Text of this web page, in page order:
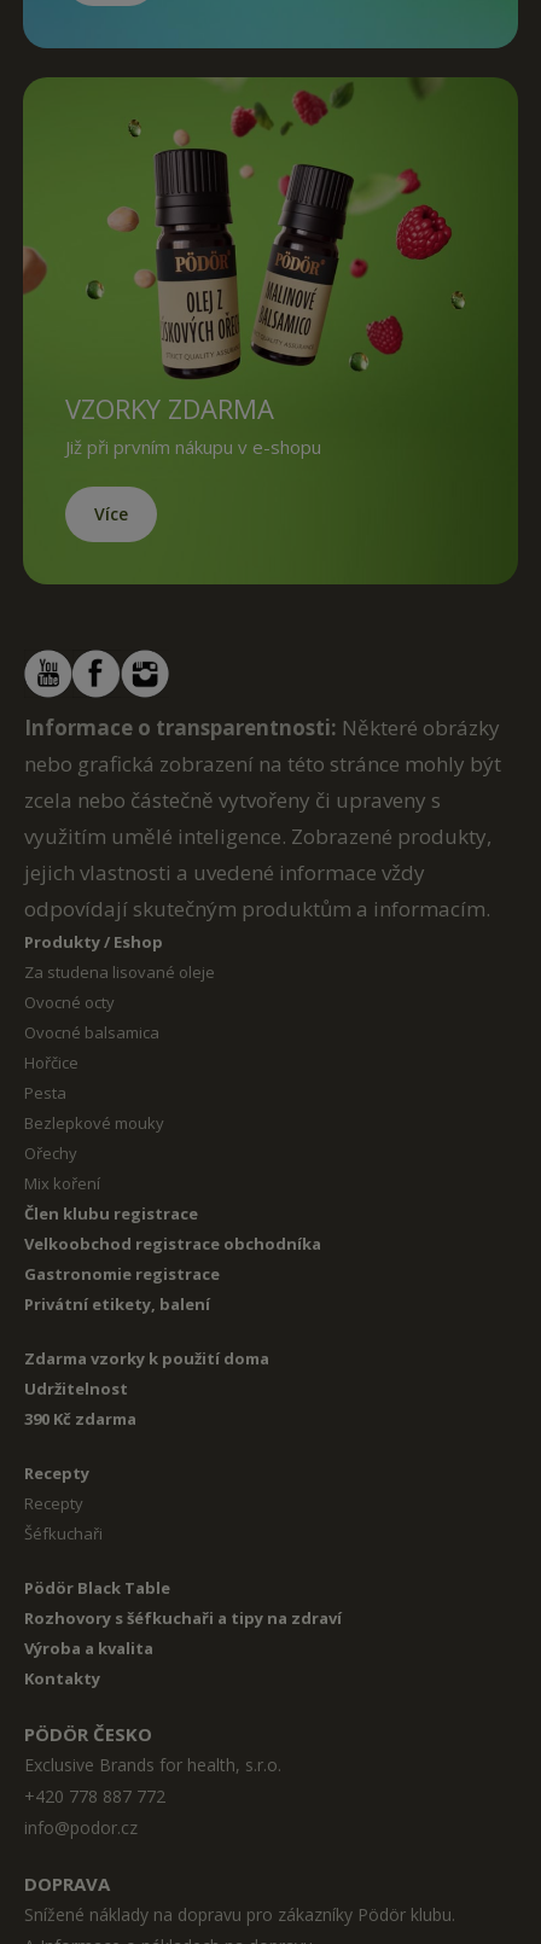
VZORKY ZDARMA
Již při prvním nákupu v e-shopu
Více
Informace o transparentnosti: Některé obrázky
nebo grafická zobrazení na této stránce mohly být
zcela nebo částečně vytvořeny či upraveny s
využitím umělé inteligence. Zobrazené produkty,
jejich vlastnosti a uvedené informace vždy
odpovídají skutečným produktům a informacím.
Produkty / Eshop
Za studena lisované oleje
Ovocné octy
Ovocné balsamica
Hořčice
Pesta
Bezlepkové mouky
Ořechy
Mix koření
Člen klubu registrace
Velkoobchod registrace obchodníka
Gastronomie registrace
Privátní etikety, balení
Zdarma vzorky k použití doma
Udržitelnost
390 Kč zdarma
Recepty
Recepty
Šéfkuchaři
Pödör Black Table
Rozhovory s šéfkuchaři a tipy na zdraví
Výroba a kvalita
Kontakty
PÖDÖR ČESKO
Exclusive Brands for health, s.r.o.
+420 778 887 772
info@podor.cz
DOPRAVA
Snížené náklady na dopravu pro zákazníky Pödör klubu.